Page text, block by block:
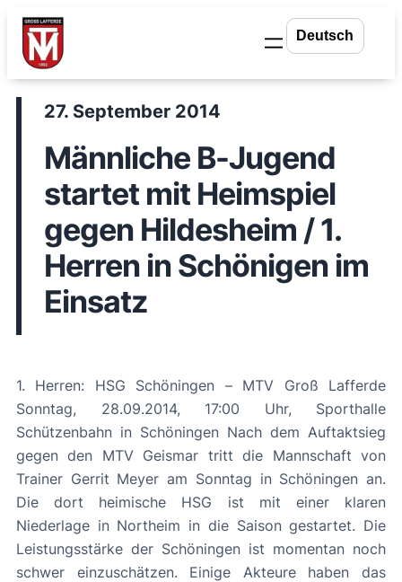
Zum
Inhalt
springen
27. September 2014
Männliche B-Jugend
startet mit Heimspiel
gegen Hildesheim / 1.
Herren in Schönigen im
Einsatz
1. Herren: HSG Schöningen – MTV Groß Lafferde
Sonntag, 28.09.2014, 17:00 Uhr, Sporthalle
Schützenbahn in Schöningen Nach dem Auftaktsieg
gegen den MTV Geismar tritt die Mannschaft von
Trainer Gerrit Meyer am Sonntag in Schöningen an.
Die dort heimische HSG ist mit einer klaren
Niederlage in Northeim in die Saison gestartet. Die
Leistungsstärke der Schöningen ist momentan noch
schwer einzuschätzen. Einige Akteure haben das